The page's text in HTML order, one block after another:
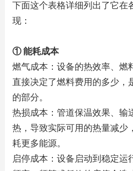
下面这个表格详细列出了它在
现：
① 能耗成本
燃气成本：设备的热效率、燃
直接决定了燃料费用的多少，
的部分。
热损成本：管道保温效果、输
热，导致实际可用的热量减少
耗更多能源。
启停成本：设备启动到稳定运